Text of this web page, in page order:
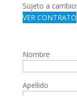
Sujeto a
VER CONTRATO
Nombre
Apellido